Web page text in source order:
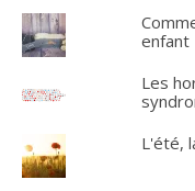
enfant
Les
L'été,